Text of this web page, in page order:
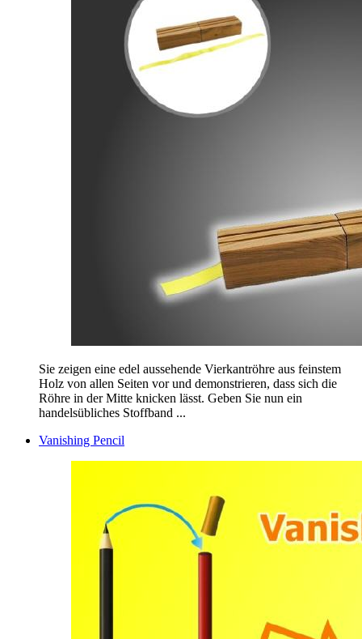
Sie zeigen eine edel aussehende Vierkantröhre aus feinstem
Holz von allen Seiten vor und demonstrieren, dass sich die
Röhre in der Mitte knicken lässt. Geben Sie nun ein
handelsübliches Stoffband ...
Vanishing Pencil